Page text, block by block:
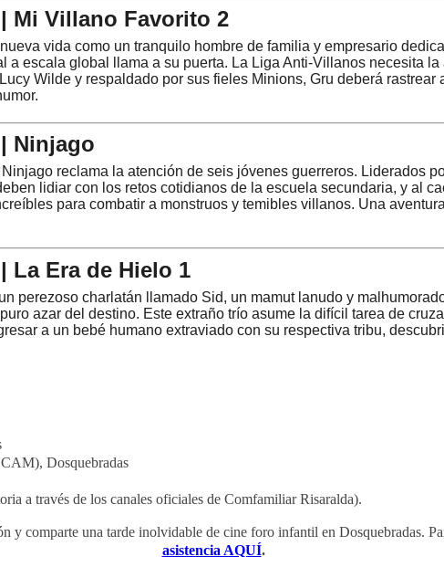
Mi Villano Favorito 2
vida como un tranquilo hombre de familia y empresario
escala global llama a su puerta. La Liga Anti-Villanos necesita
Wilde y respaldado por sus fieles Minions, Gru deberá
Ninjago
reclama la atención de seis jóvenes guerreros. Liderados
lidiar con los retos cotidianos de la escuela secundaria, y al
para combatir a monstruos y temibles villanos. Una
La Era de Hielo 1
perezoso charlatán llamado Sid, un mamut lanudo y
azar del destino. Este extraño trío asume la difícil tarea de
a un bebé humano extraviado con su respectiva tribu,
Dosquebradas
a través de los canales oficiales de Comfamiliar Risaralda).
y comparte una tarde inolvidable de cine foro infantil en Dosquebradas.
asistencia AQUÍ.